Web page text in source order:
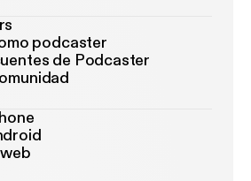
podcaster
de Podcaster